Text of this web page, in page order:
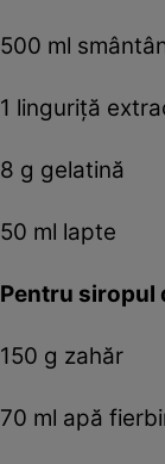
500 ml
1 linguriță
8 g gelatină
50 ml lapte
Pentru siropul
150 g zahăr
70 ml apă